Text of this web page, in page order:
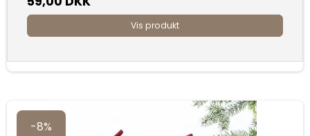
Vis produkt
-8%